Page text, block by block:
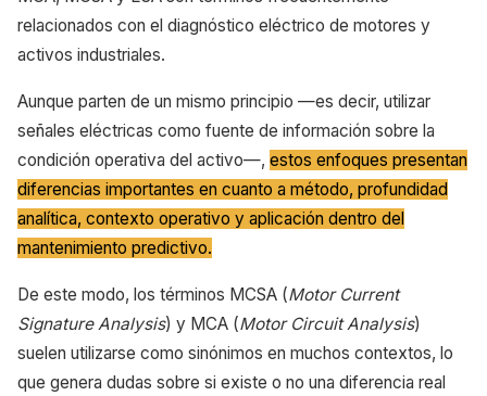
relacionados con el diagnóstico eléctrico de motores y
activos industriales.
Aunque parten de un mismo principio —es decir, utilizar
señales eléctricas como fuente de información sobre la
condición operativa del activo—, estos enfoques presentan
diferencias importantes en cuanto a método, profundidad
analítica, contexto operativo y aplicación dentro del
mantenimiento predictivo.
De este modo, los términos MCSA (Motor Current
Signature Analysis) y MCA (Motor Circuit Analysis)
suelen utilizarse como sinónimos en muchos contextos, lo
que genera dudas sobre si existe o no una diferencia real